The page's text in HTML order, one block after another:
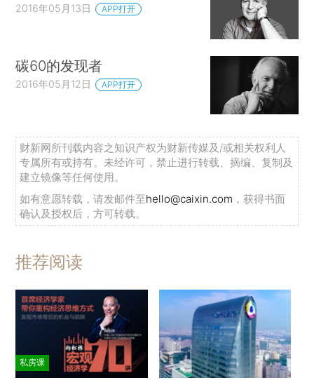
2016年05月13日 APP打开
碳60的发现者
2016年05月12日 APP打开
财新网所刊载内容之知识产权为财新传媒及/或相关权利人
专属所有或持有。未经许可，禁止进行转载、摘编、复制及
建立镜像等任何使用。
如有意愿转载，请发邮件至hello@caixin.com ，获得书面
确认及授权后，方可转载。
推荐阅读
私房课